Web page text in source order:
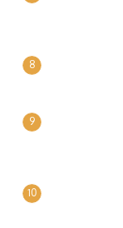
8
9
10